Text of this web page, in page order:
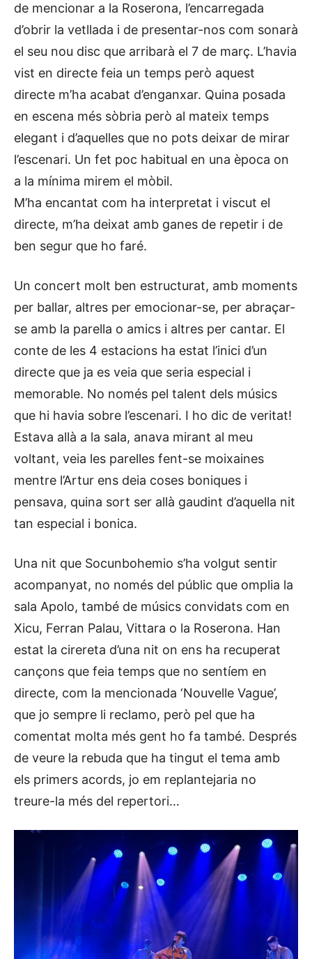
de mencionar a la Roserona, l’encarregada
d’obrir la vetllada i de presentar-nos com sonarà
el seu nou disc que arribarà el 7 de març. L’havia
vist en directe feia un temps però aquest
directe m’ha acabat d’enganxar. Quina posada
en escena més sòbria però al mateix temps
elegant i d’aquelles que no pots deixar de mirar
l’escenari. Un fet poc habitual en una època on
a la mínima mirem el mòbil.
M’ha encantat com ha interpretat i viscut el
directe, m’ha deixat amb ganes de repetir i de
ben segur que ho faré.
Un concert molt ben estructurat, amb moments
per ballar, altres per emocionar-se, per abraçar-
se amb la parella o amics i altres per cantar. El
conte de les 4 estacions ha estat l’inici d’un
directe que ja es veia que seria especial i
memorable. No només pel talent dels músics
que hi havia sobre l’escenari. I ho dic de veritat!
Estava allà a la sala, anava mirant al meu
voltant, veia les parelles fent-se moixaines
mentre l’Artur ens deia coses boniques i
pensava, quina sort ser allà gaudint d’aquella nit
tan especial i bonica.
Una nit que Socunbohemio s’ha volgut sentir
acompanyat, no només del públic que omplia la
sala Apolo, també de músics convidats com en
Xicu, Ferran Palau, Vittara o la Roserona. Han
estat la cirereta d’una nit on ens ha recuperat
cançons que feia temps que no sentíem en
directe, com la mencionada ‘Nouvelle Vague’,
que jo sempre li reclamo, però pel que ha
comentat molta més gent ho fa també. Després
de veure la rebuda que ha tingut el tema amb
els primers acords, jo em replantejaria no
treure-la més del repertori…